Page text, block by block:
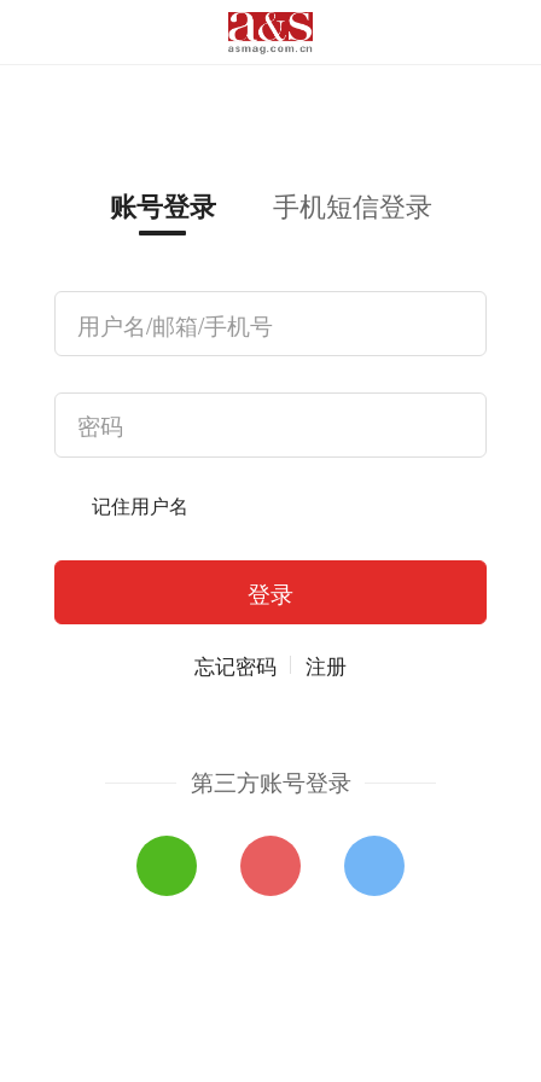
账号登录 手机短信登录
记住用户名
忘记密码 注册
第三方账号登录